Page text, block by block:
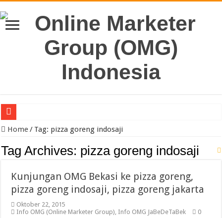
Jual Kayu Kamper & Kaso Bekisting Jakarta Berkualitas
Pengacara Merek Profesional Jakarta Lindungi Hak Merek Bisnis
Strategi Pengiriman B2B yang Efektif untuk Meningkatkan Efisiensi
Pabrik Polybox Termurah: Solusi Packaging Kuat, Tahan Lama, dan
Jasa Pembuatan Whirlpool Profesional untuk Hunian & Komersial
Home/ Tag: pizza goreng indosaji
Tag Archives: pizza goreng indosaji
Kunjungan OMG Bekasi ke pizza goreng,
pizza goreng indosaji, pizza goreng jakarta
Oktober 22, 2015
Info OMG (Online Marketer Group), Info OMG JaBeDeTaBek 0